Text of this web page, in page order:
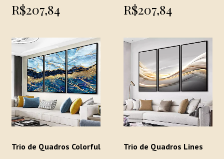
R$207,84 R$207,84
Trio de Quadros Colorful Trio de Quadros Lines